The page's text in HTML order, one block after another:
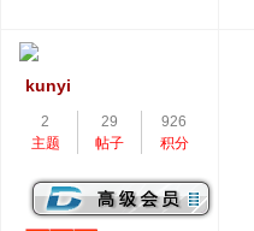
kunyi
2
主题
29
帖子
926
积分